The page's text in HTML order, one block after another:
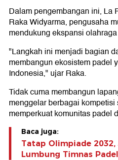
Dalam pengembangan ini, La
Raka Widyarma, pengusaha
mendukung ekspansi
"Langkah ini menjadi bagian
membangun ekosistem padel
Indonesia," ujar Raka.
Tidak cuma membangun
menggelar berbagai
memperkuat komunitas padel
Baca juga:
Tatap Olimpiade
Lumbung Timnas Padel